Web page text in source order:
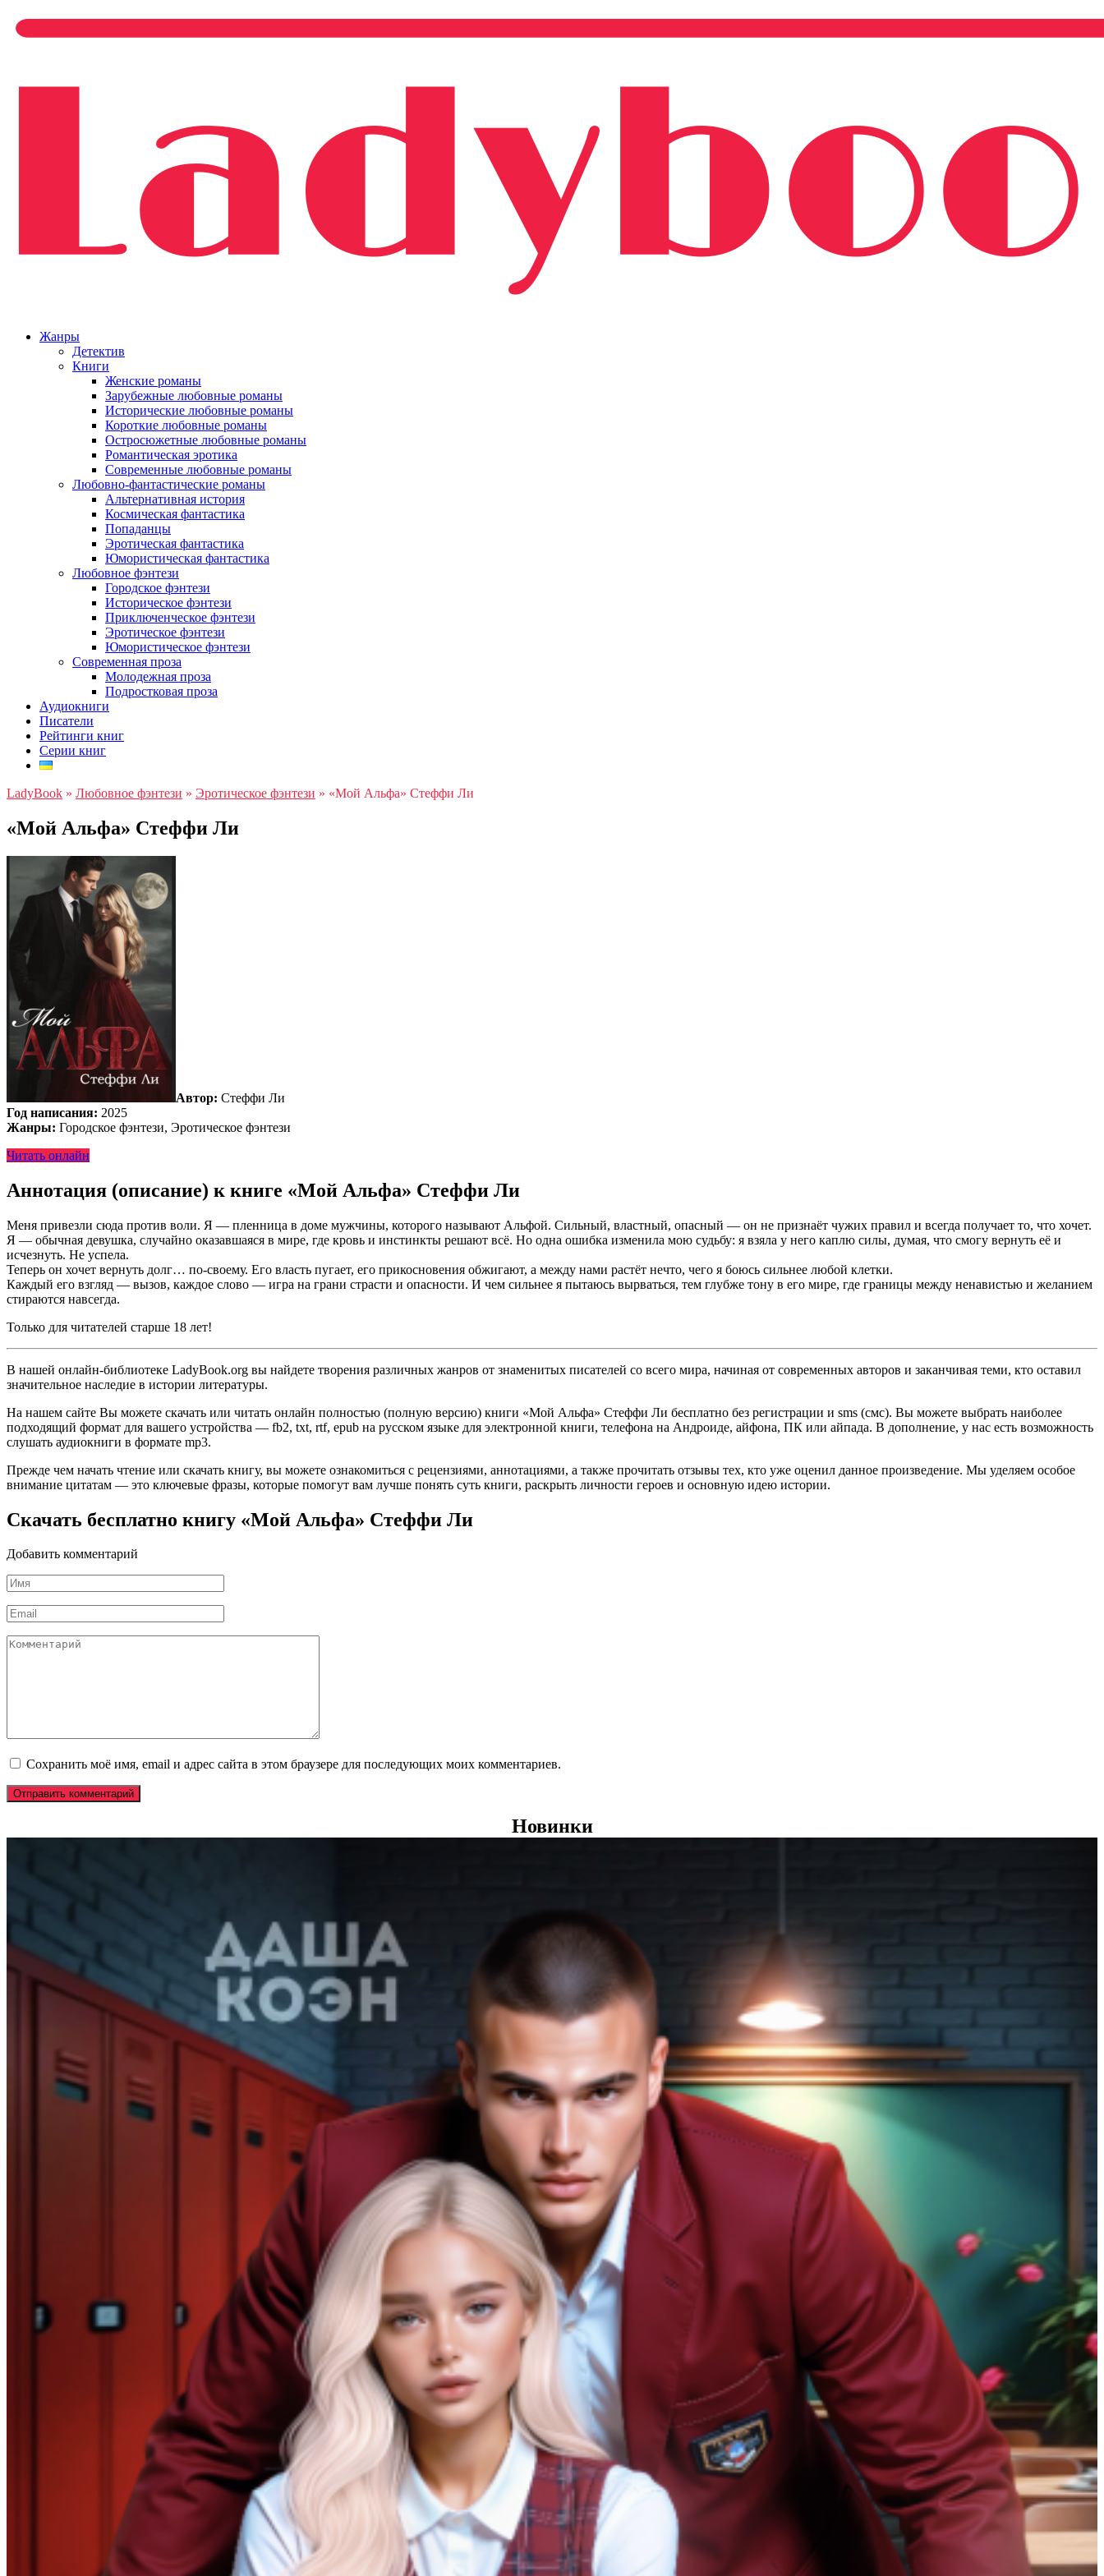
Жанры
Детектив
Книги
Женские романы
Зарубежные любовные романы
Исторические любовные романы
Короткие любовные романы
Остросюжетные любовные романы
Романтическая эротика
Современные любовные романы
Любовно-фантастические романы
Альтернативная история
Космическая фантастика
Попаданцы
Эротическая фантастика
Юмористическая фантастика
Любовное фэнтези
Городское фэнтези
Историческое фэнтези
Приключенческое фэнтези
Эротическое фэнтези
Юмористическое фэнтези
Современная проза
Молодежная проза
Подростковая проза
Аудиокниги
Писатели
Рейтинги книг
Серии книг
LadyBook » Любовное фэнтези » Эротическое фэнтези » «Мой Альфа» Стеффи Ли
«Мой Альфа» Стеффи Ли
Автор: Стеффи Ли
Год написания: 2025
Жанры: Городское фэнтези, Эротическое фэнтези
Читать онлайн
Аннотация (описание) к книге «Мой Альфа» Стеффи Ли
Меня привезли сюда против воли. Я — пленница в доме мужчины, которого называют Альфой. Сильный, властный, опасный — он не признаёт чужих правил и всегда получает то, что хочет.
Я — обычная девушка, случайно оказавшаяся в мире, где кровь и инстинкты решают всё. Но одна ошибка изменила мою судьбу: я взяла у него каплю силы, думая, что смогу вернуть её и
исчезнуть. Не успела.
Теперь он хочет вернуть долг… по-своему. Его власть пугает, его прикосновения обжигают, а между нами растёт нечто, чего я боюсь сильнее любой клетки.
Каждый его взгляд — вызов, каждое слово — игра на грани страсти и опасности. И чем сильнее я пытаюсь вырваться, тем глубже тону в его мире, где границы между ненавистью и желанием
стираются навсегда.
Только для читателей старше 18 лет!
В нашей онлайн-библиотеке LadyBook.org вы найдете творения различных жанров от знаменитых писателей со всего мира, начиная от современных авторов и заканчивая теми, кто оставил
значительное наследие в истории литературы.
На нашем сайте Вы можете скачать или читать онлайн полностью (полную версию) книги «Мой Альфа» Стеффи Ли бесплатно без регистрации и sms (смс). Вы можете выбрать наиболее
подходящий формат для вашего устройства — fb2, txt, rtf, epub на русском языке для электронной книги, телефона на Андроиде, айфона, ПК или айпада. В дополнение, у нас есть возможность
слушать аудиокниги в формате mp3.
Прежде чем начать чтение или скачать книгу, вы можете ознакомиться с рецензиями, аннотациями, а также прочитать отзывы тех, кто уже оценил данное произведение. Мы уделяем особое
внимание цитатам — это ключевые фразы, которые помогут вам лучше понять суть книги, раскрыть личности героев и основную идею истории.
Скачать бесплатно книгу «Мой Альфа» Стеффи Ли
Добавить комментарий
Имя
*
Email
*
Комментарий
Сохранить моё имя, email и адрес сайта в этом браузере для последующих моих комментариев.
Новинки